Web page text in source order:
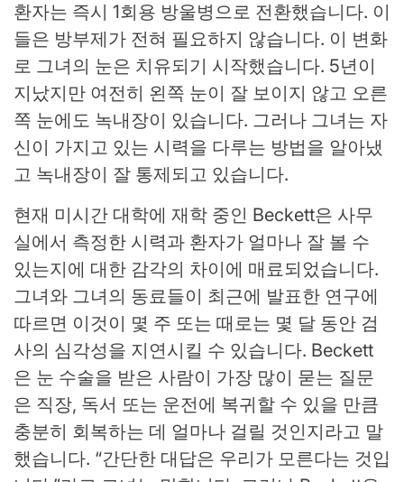
환자는 즉시 1회용 방울병으로 전환했습니다. 이
들은 방부제가 전혀 필요하지 않습니다. 이 변화
로 그녀의 눈은 치유되기 시작했습니다. 5년이
지났지만 여전히 왼쪽 눈이 잘 보이지 않고 오른
쪽 눈에도 녹내장이 있습니다. 그러나 그녀는 자
신이 가지고 있는 시력을 다루는 방법을 알아냈
고 녹내장이 잘 통제되고 있습니다.
현재 미시간 대학에 재학 중인 Beckett은 사무
실에서 측정한 시력과 환자가 얼마나 잘 볼 수
있는지에 대한 감각의 차이에 매료되었습니다.
그녀와 그녀의 동료들이 최근에 발표한 연구에
따르면 이것이 몇 주 또는 때로는 몇 달 동안 검
사의 심각성을 지연시킬 수 있습니다. Beckett
은 눈 수술을 받은 사람이 가장 많이 묻는 질문
은 직장, 독서 또는 운전에 복귀할 수 있을 만큼
충분히 회복하는 데 얼마나 걸릴 것인지라고 말
했습니다. “간단한 대답은 우리가 모른다는 것입